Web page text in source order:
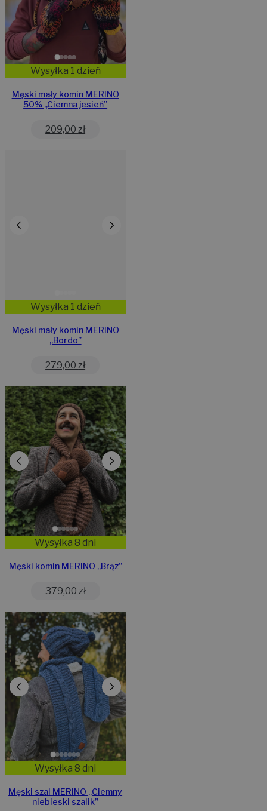
Wysyłka 1 dzień
Męski mały komin MERINO
50% ,,Ciemna jesień”
209,00 zł
Wysyłka 1 dzień
Męski mały komin MERINO
„Bordo”
279,00 zł
Wysyłka 8 dni
Męski komin MERINO „Brąz”
379,00 zł
Wysyłka 8 dni
Męski szal MERINO „Ciemny
niebieski szalik”